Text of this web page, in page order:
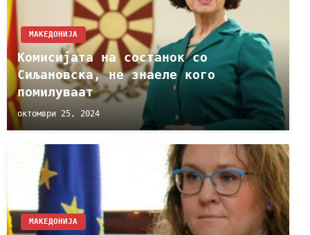
МАКЕДОНИЈА
Комисијата на состанок со
Сиљановска, не знаеле кого
помилуваат
октомври 25, 2024
МАКЕДОНИЈА